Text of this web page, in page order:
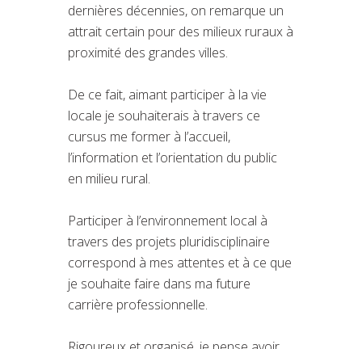
dernières décennies, on remarque un
attrait certain pour des milieux ruraux à
proximité des grandes villes.
De ce fait, aimant participer à la vie
locale je souhaiterais à travers ce
cursus me former à l’accueil,
l’information et l’orientation du public
en milieu rural.
Participer à l’environnement local à
travers des projets pluridisciplinaire
correspond à mes attentes et à ce que
je souhaite faire dans ma future
carrière professionnelle.